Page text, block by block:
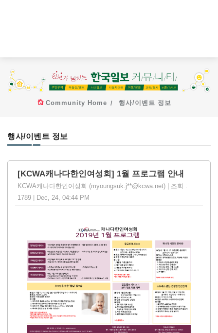
Community Home 행사/이벤트 정보
행사/이벤트 정보
[KCWA캐나다한인여성회] 1월 프로그램 안내
KCWA캐나다한인여성회 (myoungsuk.j**@kcwa.net) | 조회 :
1789 | Dec, 24, 04:44 PM